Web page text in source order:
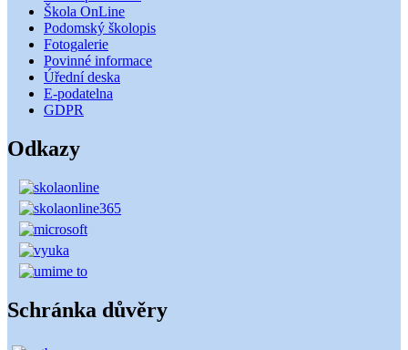
Škola OnLine
Podomský školopis
Fotogalerie
Povinné informace
Úřední deska
E-podatelna
GDPR
Odkazy
Schránka důvěry